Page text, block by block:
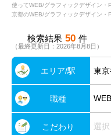
使ってWEB/グラフィックデザイン
京都のWEB/グラフィックデザイン・
検索結果 50 件
（最終更新日：2026年8月8日）
エリア/駅 東
職種
こだわり 選